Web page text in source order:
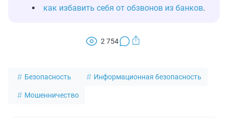
как избавить себя от обзвонов из банков.
2 754
Безопасность Информационная безопасность
Мошенничество